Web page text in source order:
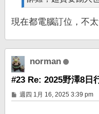
現在都電腦訂位，不
norman
#23 Re: 2025野澤8日
文
章
週四 1月 16, 2025 3:39 pm